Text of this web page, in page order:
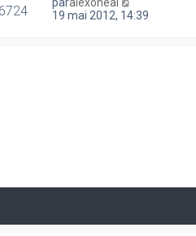
19 mai 2012, 14:39